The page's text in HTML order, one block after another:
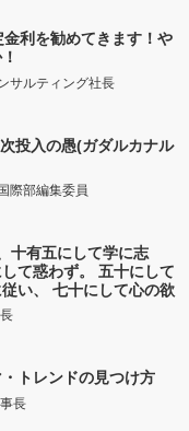
利を勧めてきます！や
サルティング社長
投入の愚(ガダルカナル
際部編集委員
有五にして学に志
て惑わず。 五十にして
い、 七十にして心の欲
。
トレンドの見つけ方
長